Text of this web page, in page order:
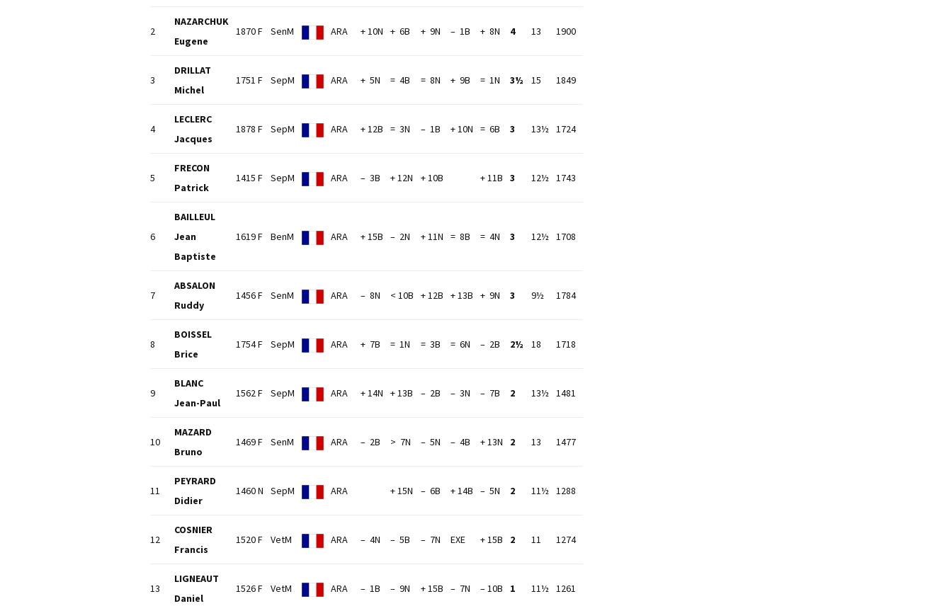
2
NAZARCHUK
Eugene
1870 F SenM ARA + 10N + 6B + 9N – 1B + 8N 4 13 1900
3
DRILLAT
Michel
1751 F SepM ARA + 5N = 4B = 8N + 9B = 1N 3½ 15 1849
4
LECLERC
Jacques
1878 F SepM ARA + 12B = 3N – 1B + 10N = 6B 3 13½ 1724
5
FRECON
Patrick
1415 F SepM ARA – 3B + 12N + 10B + 11B 3 12½ 1743
6
BAILLEUL
Jean
Baptiste
1619 F BenM ARA + 15B – 2N + 11N = 8B = 4N 3 12½ 1708
7
ABSALON
Ruddy
1456 F SenM ARA – 8N < 10B + 12B + 13B + 9N 3 9½ 1784
8
BOISSEL
Brice
1754 F SepM ARA + 7B = 1N = 3B = 6N – 2B 2½ 18 1718
9
BLANC
Jean-Paul
1562 F SepM ARA + 14N + 13B – 2B – 3N – 7B 2 13½ 1481
10
MAZARD
Bruno
1469 F SenM ARA – 2B > 7N – 5N – 4B + 13N 2 13 1477
11
PEYRARD
Didier
1460 N SepM ARA + 15N – 6B + 14B – 5N 2 11½ 1288
12
COSNIER
Francis
1520 F VetM ARA – 4N – 5B – 7N EXE + 15B 2 11 1274
13
LIGNEAUT
Daniel
1526 F VetM ARA – 1B – 9N + 15B – 7N – 10B 1 11½ 1261